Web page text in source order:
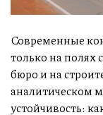
Современные
только на
бюро и на
аналитическом
устойчивость: